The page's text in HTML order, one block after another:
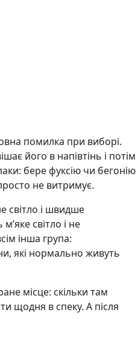
помилка при виборі.
його в напівтінь і потім
бере фуксію чи бегонію
не витримує.
світло і швидше
світло і не
інша група:
які нормально живуть
місце: скільки там
щодня в спеку. А після